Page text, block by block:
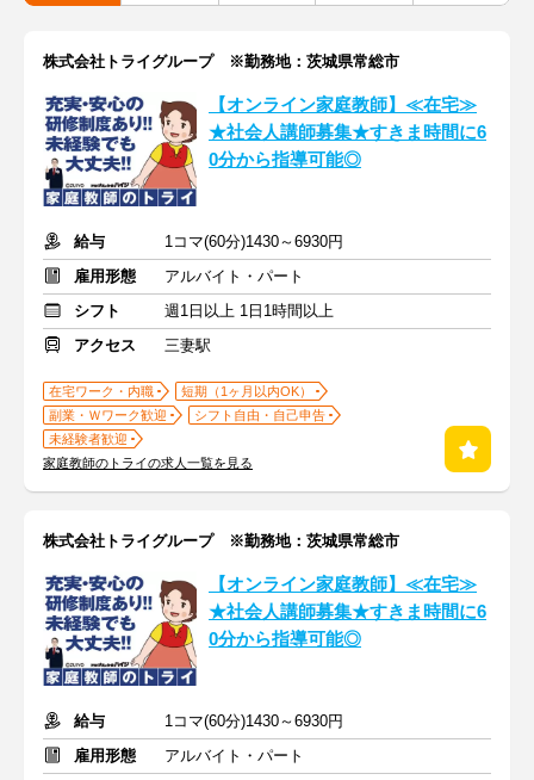
株式会社トライグループ ※勤務地：茨城県常総市
【オンライン家庭教師】≪在宅≫
★社会人講師募集★すきま時間に6
0分から指導可能◎
給与
1コマ(60分)1430～6930円
雇用形態
アルバイト・パート
シフト
週1日以上 1日1時間以上
アクセス
三妻駅
在宅ワーク・内職
短期（1ヶ月以内OK）
副業・Ｗワーク歓迎
シフト自由・自己申告
未経験者歓迎
家庭教師のトライの求人一覧を見る
株式会社トライグループ ※勤務地：茨城県常総市
【オンライン家庭教師】≪在宅≫
★社会人講師募集★すきま時間に6
0分から指導可能◎
給与
1コマ(60分)1430～6930円
雇用形態
アルバイト・パート